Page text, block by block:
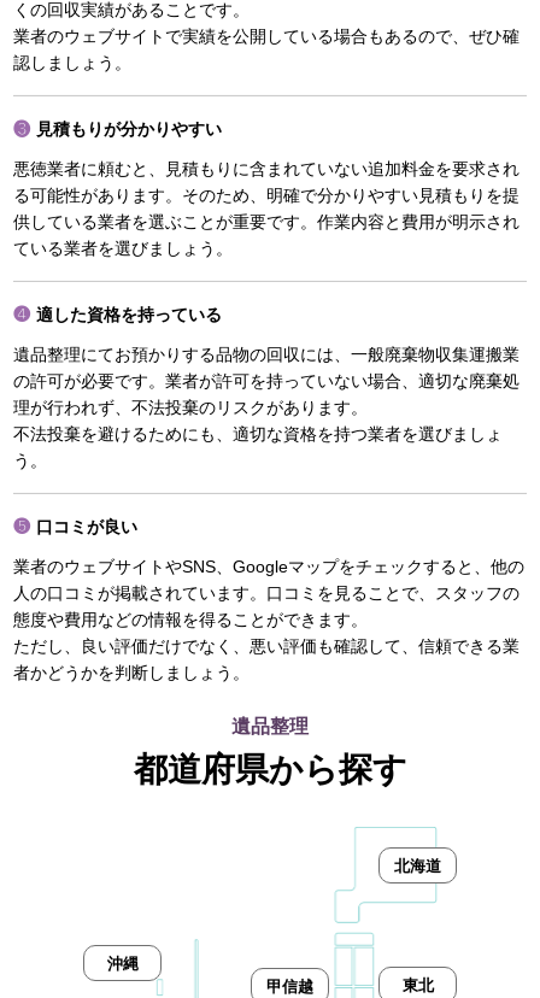
くの回収実績があることです。
業者のウェブサイトで実績を公開している場合もあるので、ぜひ確
認しましょう。
見積もりが分かりやすい
悪徳業者に頼むと、見積もりに含まれていない追加料金を要求され
る可能性があります。そのため、明確で分かりやすい見積もりを提
供している業者を選ぶことが重要です。作業内容と費用が明示され
ている業者を選びましょう。
適した資格を持っている
遺品整理にてお預かりする品物の回収には、一般廃棄物収集運搬業
の許可が必要です。業者が許可を持っていない場合、適切な廃棄処
理が行われず、不法投棄のリスクがあります。
不法投棄を避けるためにも、適切な資格を持つ業者を選びましょ
う。
口コミが良い
業者のウェブサイトやSNS、Googleマップをチェックすると、他の
人の口コミが掲載されています。口コミを見ることで、スタッフの
態度や費用などの情報を得ることができます。
ただし、良い評価だけでなく、悪い評価も確認して、信頼できる業
者かどうかを判断しましょう。
遺品整理
都道府県から探す
北海道
東北
甲信越
沖縄